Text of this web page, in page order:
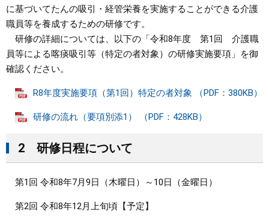
に基づいてたんの吸引・経管栄養を実施することができる介護
職員等を養成するための研修です。
研修の詳細については、以下の「令和8年度 第1回 介護職
員等による喀痰吸引等（特定の者対象）の研修実施要項」を御
確認ください。
R8年度実施要項（第1回）特定の者対象 （PDF：380KB）
研修の流れ（要項別添1） （PDF：428KB）
2 研修日程について
第1回 令和8年7月9日（木曜日）～10日（金曜日）
第2回 令和8年12月上旬頃【予定】